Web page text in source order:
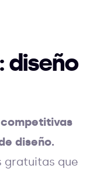
diseño
competitivas
diseño.
gratuitas que